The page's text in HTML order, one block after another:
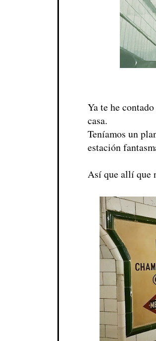
Ya te he
casa.
Teníamos un
estación
Así que allí que